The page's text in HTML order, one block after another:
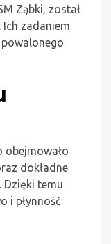
Ząbki, został
zadaniem
powalonego
obejmowało
dokładne
Dzięki temu
i płynność